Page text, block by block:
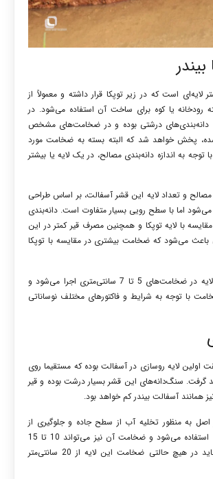
لایه‌ای است که در زیر توپکا قرار داشته و معمولاً از
رودخانه یا کوه برای ساخت آن استفاده می‌شود. در
دانه‌بندی‌های درشتی بوده و در ضخامت‌های مشخص
پخش خواهد شد که البته بسته به ضخامت مورد
توجه به اندازه دانه‌بندی مصالح، در یک لایه یا بیشتر
و تعداد لایه این قشر آسفالت، بر اساس طراحی
می‌شود اما با سطح رویی بسیار متفاوت است. دانه‌بندی
با لایه توپکا و همچنین مصرف قیر کمتر در این
باعث می‌شود که ضخامت بیشتری در مقایسه با توپکا
به صورت کلی این لایه در ضخامت‌های 5 تا 7 سانتی‌متری اجرا می‌شود و
با توجه به شرایط و فاکتورهای مختلف نوساناتی
اولین لایه روسازی در آسفالت بوده که مستقیما روی
گرفت. سنگ‌دانه‌های این قشر بسیار درشت بوده و قیر
همانند آسفالت بیندر کم خواهد بود.
اصل به منظور تخلیه آب از سطح جاده و جلوگیری از
نفوذ آن به آسفالت استفاده می‌شود و ضخامت آن نیز می‌تواند 10 تا 15
سانتی‌متر باشد و نباید در هیچ حالتی ضخامت این لایه از 20 سانتی‌متر